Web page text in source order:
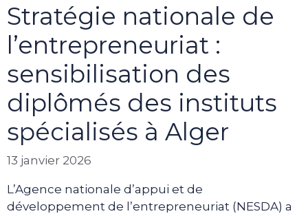
Stratégie nationale de
l’entrepreneuriat :
sensibilisation des
diplômés des instituts
spécialisés à Alger
13 janvier 2026
L’Agence nationale d’appui et de
développement de l’entrepreneuriat (NESDA) a